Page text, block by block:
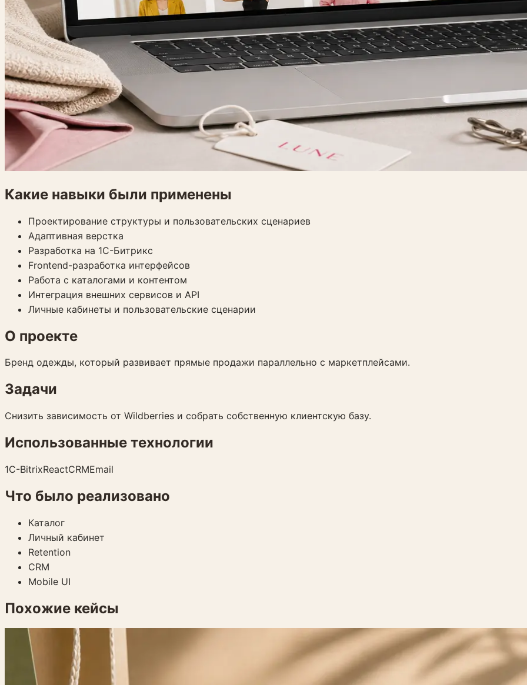
Какие навыки были применены
Проектирование структуры и пользовательских сценариев
Адаптивная верстка
Разработка на 1С-Битрикс
Frontend-разработка интерфейсов
Работа с каталогами и контентом
Интеграция внешних сервисов и API
Личные кабинеты и пользовательские сценарии
О проекте
Бренд одежды, который развивает прямые продажи параллельно с маркетплейсами.
Задачи
Снизить зависимость от Wildberries и собрать собственную клиентскую базу.
Использованные технологии
1C-BitrixReactCRMEmail
Что было реализовано
Каталог
Личный кабинет
Retention
CRM
Mobile UI
Похожие кейсы